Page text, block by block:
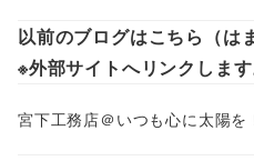
以前のブログはこちら（は
※外部サイトへリンクします
宮下工務店＠いつも心に太陽を